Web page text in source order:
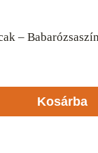
–
Kosárba